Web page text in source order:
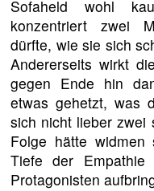
Sofaheld wohl
konzentriert zwei
dürfte, wie sie sich
Andererseits wirkt
gegen Ende hin
etwas gehetzt, was
sich nicht lieber zwei
Folge hätte
Tiefe der
Protagonisten